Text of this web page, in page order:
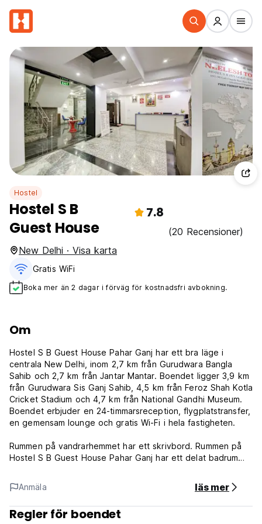
Hostel
Hostel S B
Guest House
7.8
(20 Recensioner)
New Delhi · Visa karta
Gratis WiFi
Boka mer än 2 dagar i förväg för kostnadsfri avbokning.
Om
Hostel S B Guest House Pahar Ganj har ett bra läge i
centrala New Delhi, inom 2,7 km från Gurudwara Bangla
Sahib och 2,7 km från Jantar Mantar. Boendet ligger 3,9 km
från Gurudwara Sis Ganj Sahib, 4,5 km från Feroz Shah Kotla
Cricket Stadium och 4,7 km från National Gandhi Museum.
Boendet erbjuder en 24-timmarsreception, flygplatstransfer,
en gemensam lounge och gratis Wi-Fi i hela fastigheten.
Rummen på vandrarhemmet har ett skrivbord. Rummen på
Hostel S B Guest House Pahar Ganj har ett delat badrum
luftkonditionering. Vissa rum har en terrass. På boendet
ingår sängkläder och handdukar i varje rum.
Boendet har en frisörsalong och ett businesscenter.
Anmäla läs mer
Regler för boendet